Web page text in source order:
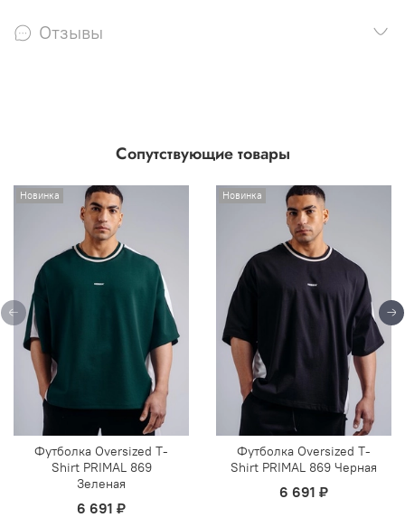
Отзывы
Сопутствующие товары
Новинка
Футболка Oversized T-
Shirt PRIMAL 869
Зеленая
6 691 ₽
Новинка
Футболка Oversized T-
Shirt PRIMAL 869 Черная
6 691 ₽